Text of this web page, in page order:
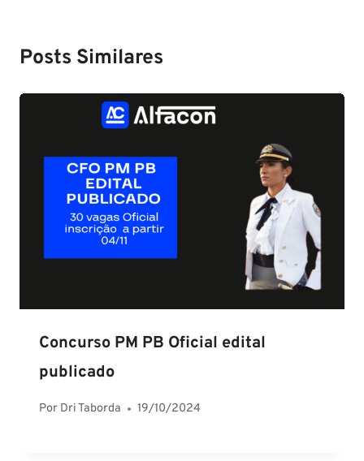
Posts Similares
Concurso PM PB Oficial edital
publicado
Por Dri Taborda 19/10/2024